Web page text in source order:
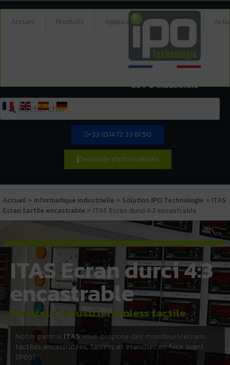
Accueil Produits Applications Société
+33 (0)4 72 33 61 50
Demande d'informations
Accueil » Informatique industrielle » Solution IPO Technologie » ITAS
Ecran tactile encastrable » ITAS Ecran durci 4:3 encastrable
ITAS Ecran durci 4:3
encastrable
Moniteur industriel fanless tactile
Notre gamme ITAS vous propose des moniteurs/écrans
tactiles encastrables, fanless et étanches en face avant
(IP65).